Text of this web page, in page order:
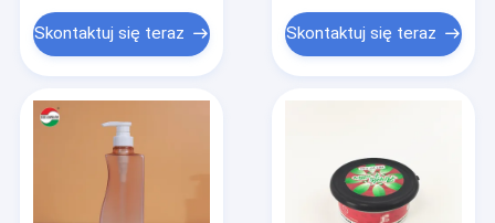
na Tuńczyka z
Aluminiową Pokrywką
Skontaktuj się teraz Skontaktuj się teraz